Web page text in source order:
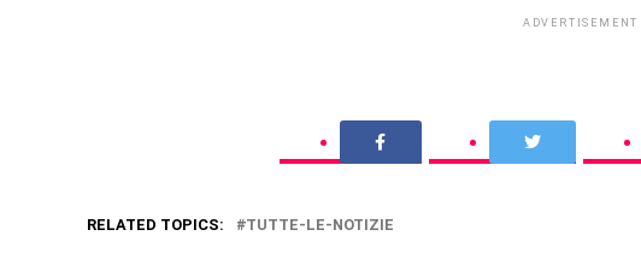
ADVERTISEMENT
RELATED TOPICS: TUTTE-LE-NOTIZIE